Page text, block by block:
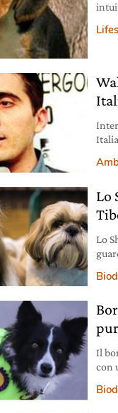
Lo
Lo
Il
con